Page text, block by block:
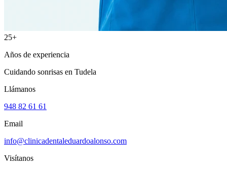
25+
Años de experiencia
Cuidando sonrisas en Tudela
Llámanos
948 82 61 61
Email
info@clinicadentaleduardoalonso.com
Visítanos